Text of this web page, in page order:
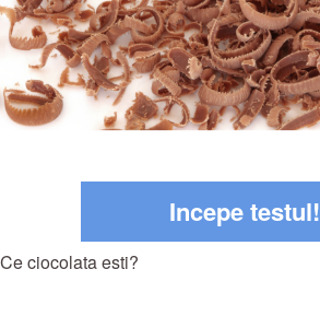
Incepe testul!
Ce ciocolata esti?